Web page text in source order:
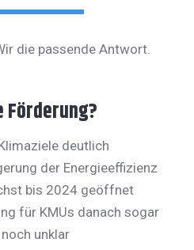
die passende Antwort.
Förderung?
deutlich
der Energieeffizienz
bis 2024 geöffnet
für KMUs danach sogar
unklar